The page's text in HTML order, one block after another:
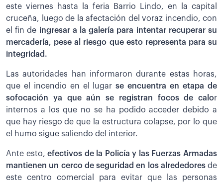
este viernes hasta la feria Barrio Lindo, en la capital
cruceña, luego de la afectación del voraz incendio, con
el fin de ingresar a la galería para intentar recuperar su
mercadería, pese al riesgo que esto representa para su
integridad.
Las autoridades han informaron durante estas horas,
que el incendio en el lugar se encuentra en etapa de
sofocación ya que aún se registran focos de calor
internos a los que no se ha podido acceder debido a
que hay riesgo de que la estructura colapse, por lo que
el humo sigue saliendo del interior.
Ante esto,efectivos de la Policía y las Fuerzas Armadas
mantienen un cerco de seguridad en los alrededores de
este centro comercial para evitar que las personas